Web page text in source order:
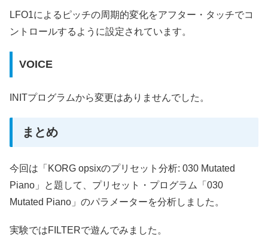
LFO1によるピッチの周期的変化をアフター・タッチでコ
ントロールするように設定されています。
VOICE
INITプログラムから変更はありませんでした。
まとめ
今回は「KORG opsixのプリセット分析: 030 Mutated
Piano」と題して、プリセット・プログラム「030
Mutated Piano」のパラメーターを分析しました。
実験ではFILTERで遊んでみました。